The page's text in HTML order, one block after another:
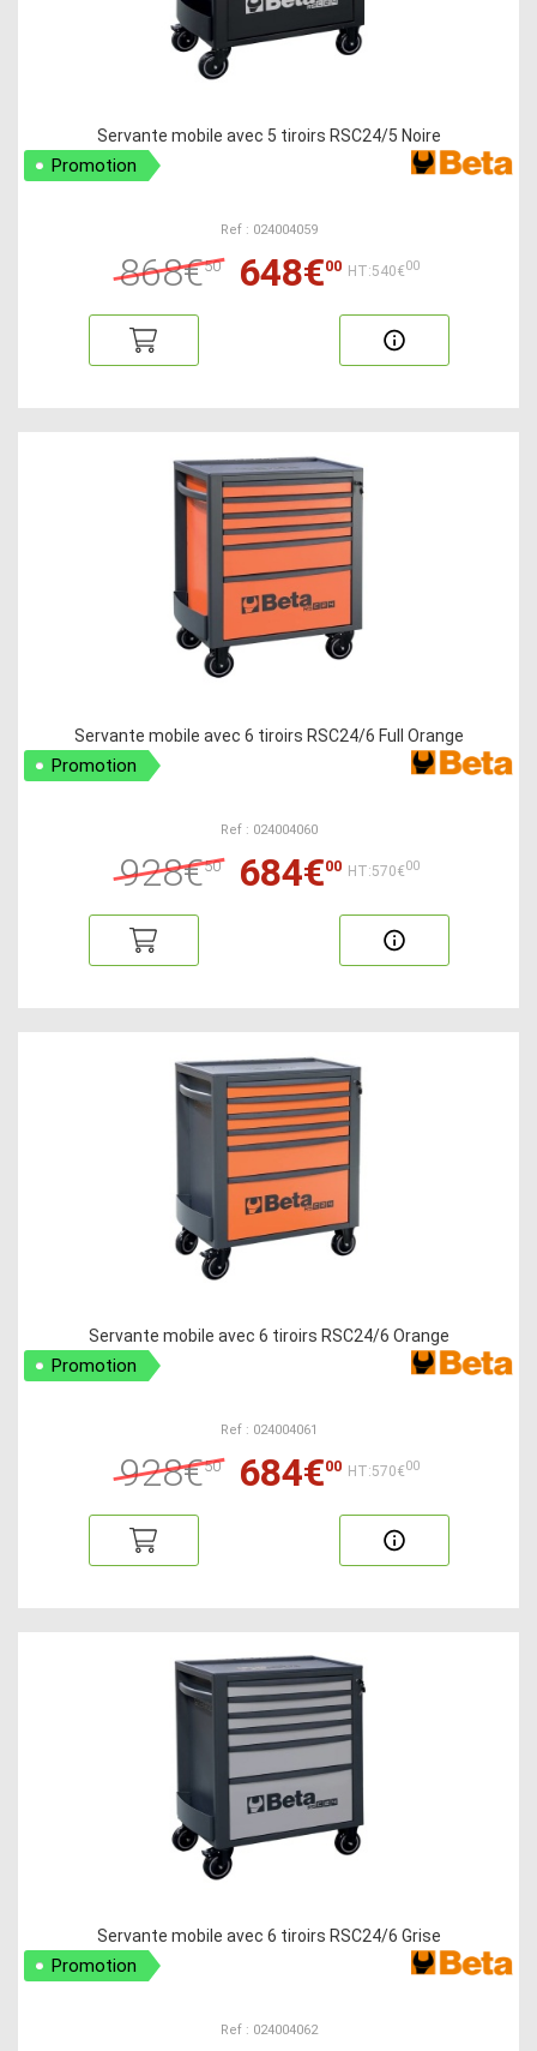
Servante mobile avec 5 tiroirs RSC24/5 Noire
Promotion
Ref : 024004059
868€50 648€00 HT:540€00
Servante mobile avec 6 tiroirs RSC24/6 Full Orange
Promotion
Ref : 024004060
928€50 684€00 HT:570€00
Servante mobile avec 6 tiroirs RSC24/6 Orange
Promotion
Ref : 024004061
928€50 684€00 HT:570€00
Servante mobile avec 6 tiroirs RSC24/6 Grise
Promotion
Ref : 024004062